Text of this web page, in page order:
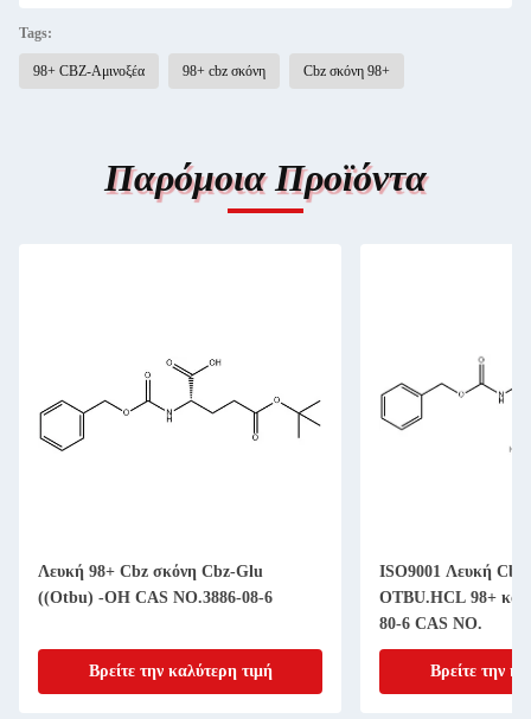
Tags:
98+ CBZ-Αμινοξέα 98+ cbz σκόνη Cbz σκόνη 98+
Παρόμοια Προϊόντα
Λευκή 98+ Cbz σκόνη Cbz-Glu
((Otbu) -OH CAS NO.3886-08-6
Βρείτε την καλύτερη τιμή
ISO9001 Λευκή
OTBU.HCL 98+
80-6 CAS NO.
Βρείτε την